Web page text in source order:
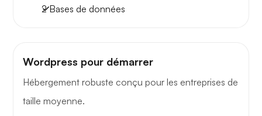
2 Bases de données
Wordpress pour démarrer
Hébergement robuste conçu pour les entreprises de
taille moyenne.